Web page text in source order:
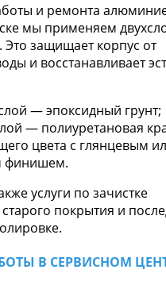
и ремонта
мы применяем
защищает корпус от
и восстанавливает
— эпоксидный грунт;
— полиуретановая
цвета с глянцевым
финишем.
услуги по зачистке
покрытия и
В СЕРВИСНОМ